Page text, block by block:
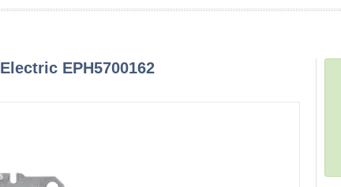
EPH5700162